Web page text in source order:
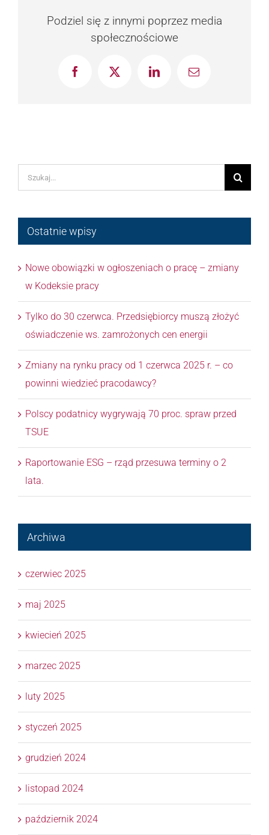
Podziel się z innymi poprzez media
społecznościowe
FacebookX LinkedInEmail
Szukaj
Ostatnie wpisy
Nowe obowiązki w ogłoszeniach o pracę – zmiany
w Kodeksie pracy
Tylko do 30 czerwca. Przedsiębiorcy muszą złożyć
oświadczenie ws. zamrożonych cen energii
Zmiany na rynku pracy od 1 czerwca 2025 r. – co
powinni wiedzieć pracodawcy?
Polscy podatnicy wygrywają 70 proc. spraw przed
TSUE
Raportowanie ESG – rząd przesuwa terminy o 2
lata.
Archiwa
czerwiec 2025
maj 2025
kwiecień 2025
marzec 2025
luty 2025
styczeń 2025
grudzień 2024
listopad 2024
październik 2024